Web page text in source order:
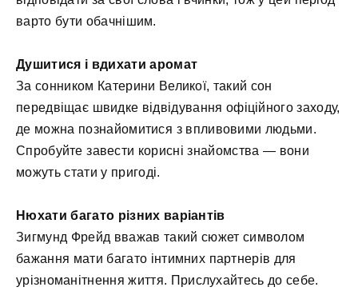
варто бути обачнішим.
Душитися і вдихати аромат
За сонником Катерини Великої, такий сон
передвіщає швидке відвідування офіційного заходу,
де можна познайомитися з впливовими людьми.
Спробуйте завести корисні знайомства — вони
можуть стати у пригоді.
Нюхати багато різних варіантів
Зигмунд Фрейд вважав такий сюжет символом
бажання мати багато інтимних партнерів для
урізноманітнення життя. Прислухайтесь до себе.